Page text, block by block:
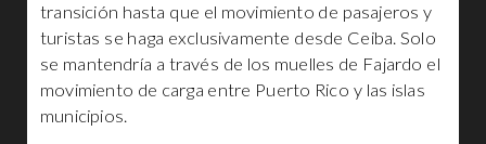
transición hasta que el movimiento de pasajeros y
turistas se haga exclusivamente desde Ceiba. Solo
se mantendría a través de los muelles de Fajardo el
movimiento de carga entre Puerto Rico y las islas
municipios.